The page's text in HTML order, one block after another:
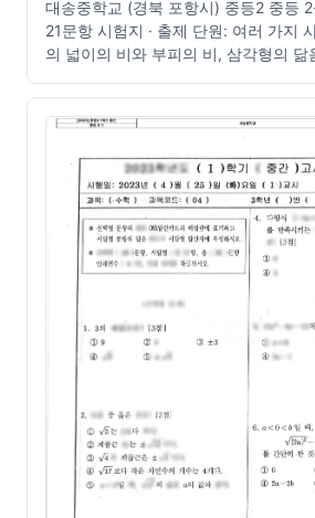
대송중학교 (경북 포항시) 중등2 중등
21문항 시험지 · 출제 단원: 여러 가지
의 넓이의 비와 부피의 비, 삼각형의 닮